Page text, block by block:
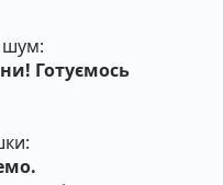
шум:
Готуємось